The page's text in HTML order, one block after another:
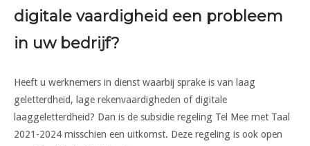
digitale vaardigheid een probleem
in uw bedrijf?
Heeft u werknemers in dienst waarbij sprake is van laag
geletterdheid, lage rekenvaardigheden of digitale
laaggeletterdheid? Dan is de subsidie regeling Tel Mee met Taal
2021-2024 misschien een uitkomst. Deze regeling is ook open